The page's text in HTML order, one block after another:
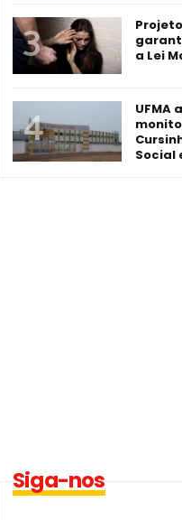
a Lei
UFMA
Social
Siga-nos